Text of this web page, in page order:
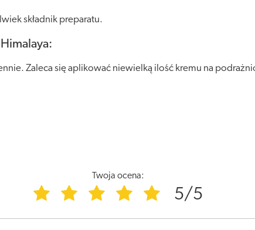
składnik preparatu.
Zaleca się aplikować niewielką ilość kremu na
Twoja ocena:
5/5